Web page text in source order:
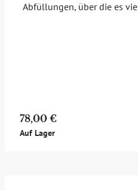
Abfüllungen, über die es
78,00 €
Auf Lager